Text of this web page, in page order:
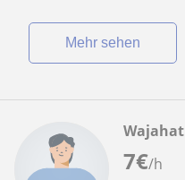
Mehr sehen
7€/h
Wajahat